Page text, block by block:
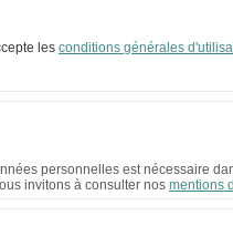
les conditions générales
personnelles est nécessaire
invitons à consulter nos mentions